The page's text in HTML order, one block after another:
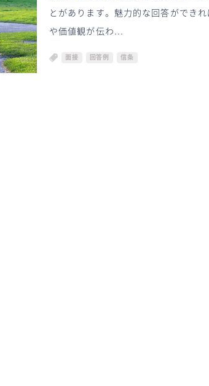
とがあります。魅力的な回答ができ
や価値観が伝わ...
面接 回答例 信条